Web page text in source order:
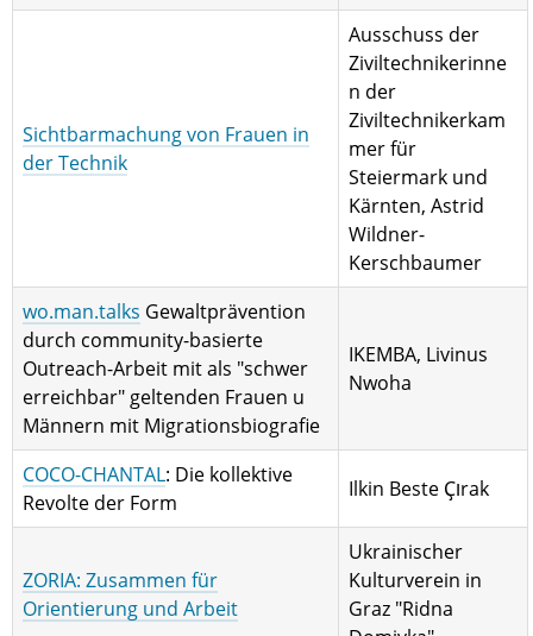
Sichtbarmachung von Frauen in
der Technik
Ausschuss der
Ziviltechnikerinne
n der
Ziviltechnikerkam
mer für
Steiermark und
Kärnten, Astrid
Wildner-
Kerschbaumer
wo.man.talks Gewaltprävention
durch community-basierte
Outreach-Arbeit mit als "schwer
erreichbar" geltenden Frauen u
Männern mit Migrationsbiografie
IKEMBA, Livinus
Nwoha
COCO-CHANTAL: Die kollektive
Revolte der Form
Ilkin Beste Ҫוrak
ZORIA: Zusammen für
Orientierung und Arbeit
Ukrainischer
Kulturverein in
Graz "Ridna